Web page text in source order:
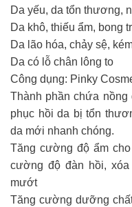
Da yếu, da tổn thương,
Da khô, thiếu ẩm, bong
Da lão hóa, chảy sệ,
Da có lỗ chân lông to
Công dụng: Pinky
Thành phần chứa nồng
phục hồi da bị tổn
da mới nhanh chóng.
Tăng cường độ ẩm
cường độ đàn hồi,
mướt
Tăng cường dưỡng